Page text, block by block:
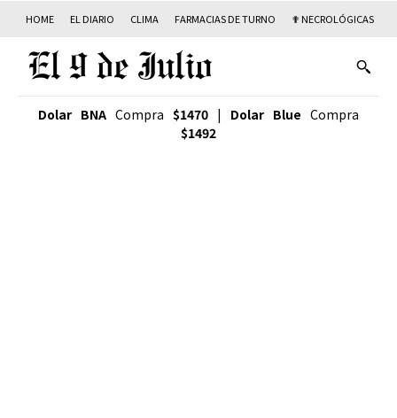
HOME EL DIARIO CLIMA FARMACIAS DE TURNO ✟ NECROLÓGICAS
Dolar BNA Compra $1470 | Dolar Blue Compra
$1492